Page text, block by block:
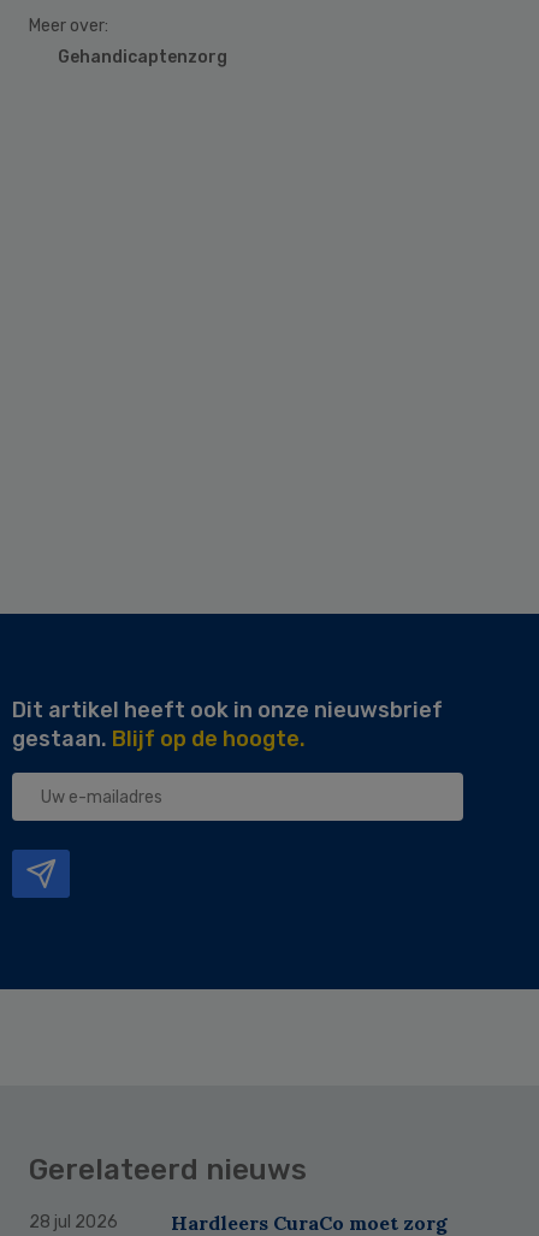
Meer over:
Gehandicaptenzorg
Dit artikel heeft ook in onze nieuwsbrief
gestaan. Blijf op de hoogte.
Uw
Gerelateerd nieuws
28 jul 2026
Hardleers CuraCo moet zorg